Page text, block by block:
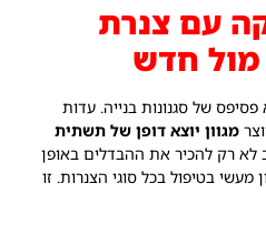
עם צנרת
מול חדש
של סגנונות בנייה. עדות
מגוון יוצא דופן של תשתית
לא רק להכיר את ההבדלים באופן
מעשי בטיפול בכל סוגי הצנרות. זו